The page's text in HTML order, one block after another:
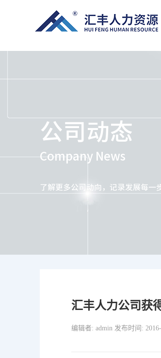
公司动态
Company News
了解更多公司动向，记录发展每一
汇丰人力公司获
编辑者: admin 发布时间: